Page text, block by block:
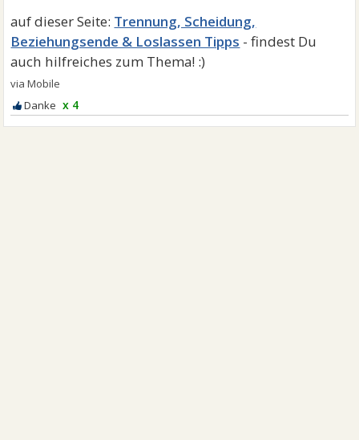
Trennung, Scheidung,
Beziehungsende & Loslassen Tipps
x 4